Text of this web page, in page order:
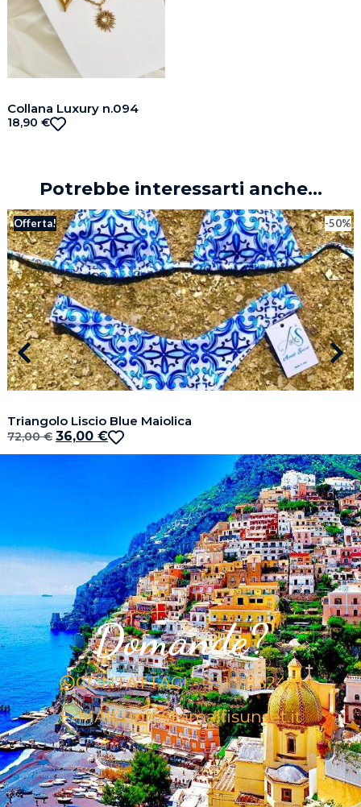
Collana Luxury n.094
18,90 €
Potrebbe interessarti anche...
-50%
Offerta!
Triangolo Liscio Blue Maiolica
72,00€ 36,00 €
Domande?
CONTATTACI - 331 7832451
E-MAIL: info@amalfisunset.it